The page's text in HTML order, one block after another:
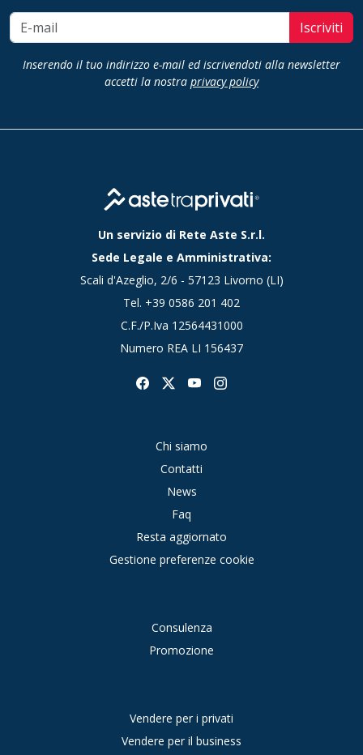
Iscriviti
Inserendo il tuo indirizzo e-mail ed iscrivendoti alla newsletter
accetti la nostra privacy policy
Un servizio di Rete Aste S.r.l.
Sede Legale e Amministrativa:
Scali d'Azeglio, 2/6 - 57123 Livorno (LI)
Tel. +39 0586 201 402
C.F./P.Iva 12564431000
Numero REA LI 156437
Chi siamo
Contatti
News
Faq
Resta aggiornato
Gestione preferenze cookie
Consulenza
Promozione
Vendere per i privati
Vendere per il business